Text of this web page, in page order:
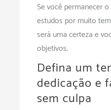
Se você permanecer
estudos por muito
será uma certeza e
objetivos.
Defina um
dedicação e
sem culpa